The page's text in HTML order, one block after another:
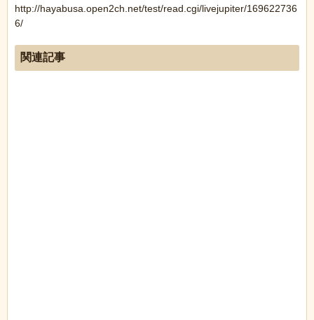
http://hayabusa.open2ch.net/test/read.cgi/livejupiter/169622736
6/
関連記事